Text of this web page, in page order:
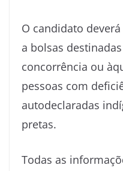
O candidato
a bolsas
concorrência ou
pessoas com
autodeclaradas
pretas.
Todas as